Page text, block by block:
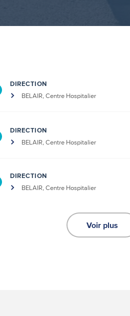
DIRECTION
BELAIR, Centre Hospitalier
DIRECTION
BELAIR, Centre Hospitalier
DIRECTION
BELAIR, Centre Hospitalier
Voir plus